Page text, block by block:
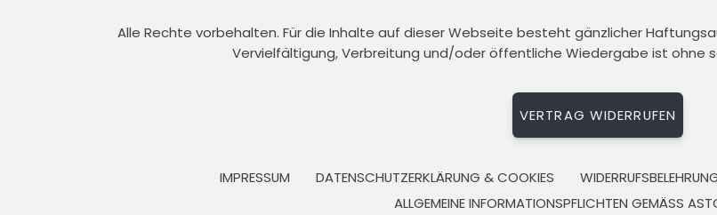
Alle Rechte vorbehalten. Für die Inhalte auf dieser Webseite besteht gänzlicher
Vervielfältigung, Verbreitung und/oder öffentliche Wiedergabe ist ohne
VERTRAG WIDERRUFEN
IMPRESSUM DATENSCHUTZERKLÄRUNG & COOKIES
ALLGEMEINE INFORMATIONSPFLICHTEN GEMÄSS